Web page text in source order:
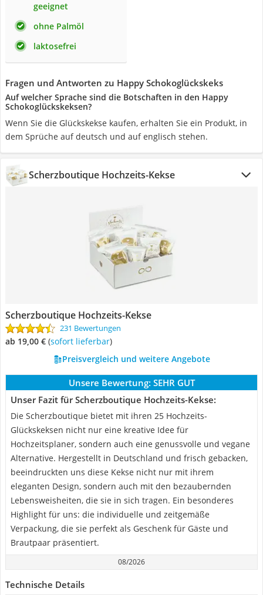
geeignet
ohne Palmöl
laktosefrei
Fragen und Antworten zu Happy Schokoglückskeks
Auf welcher Sprache sind die Botschaften in den Happy
Schokoglückskeksen?
Wenn Sie die Glückskekse kaufen, erhalten Sie ein Produkt, in
dem Sprüche auf deutsch und auf englisch stehen.
Scherzboutique Hochzeits-Kekse
Scherzboutique Hochzeits-Kekse
231 Bewertungen
ab 19,00 € ( Sofort lieferbar)
Preisvergleich und weitere Angebote
Unsere Bewertung: SEHR GUT
Unser Fazit für Scherzboutique Hochzeits-Kekse:
Die Scherzboutique bietet mit ihren 25 Hochzeits-
Glückskeksen nicht nur eine kreative Idee für
Hochzeitsplaner, sondern auch eine genussvolle und vegane
Alternative. Hergestellt in Deutschland und frisch gebacken,
beeindruckten uns diese Kekse nicht nur mit ihrem
eleganten Design, sondern auch mit den bezaubernden
Lebensweisheiten, die sie in sich tragen. Ein besonderes
Highlight für uns: die individuelle und zeitgemäße
Verpackung, die sie perfekt als Geschenk für Gäste und
Brautpaar präsentiert.
08/2026
Technische Details